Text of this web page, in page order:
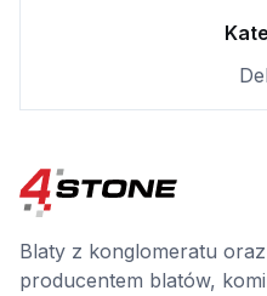
Blaty z konglomeratu
producentem blatów,